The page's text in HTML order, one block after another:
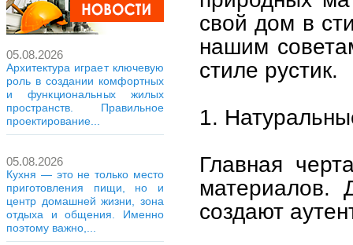
05.08.2026
Архитектура играет ключевую
роль в создании комфортных
и функциональных жилых
пространств. Правильное
проектирование...
05.08.2026
Кухня — это не только место
приготовления пищи, но и
центр домашней жизни, зона
отдыха и общения. Именно
поэтому важно,...
свой дом в
нашим
стиле рустик.
1.
Главная
материалов.
создают